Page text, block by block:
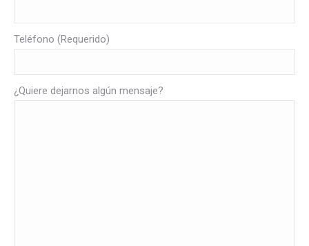
Teléfono (Requerido)
¿Quiere dejarnos algún mensaje?